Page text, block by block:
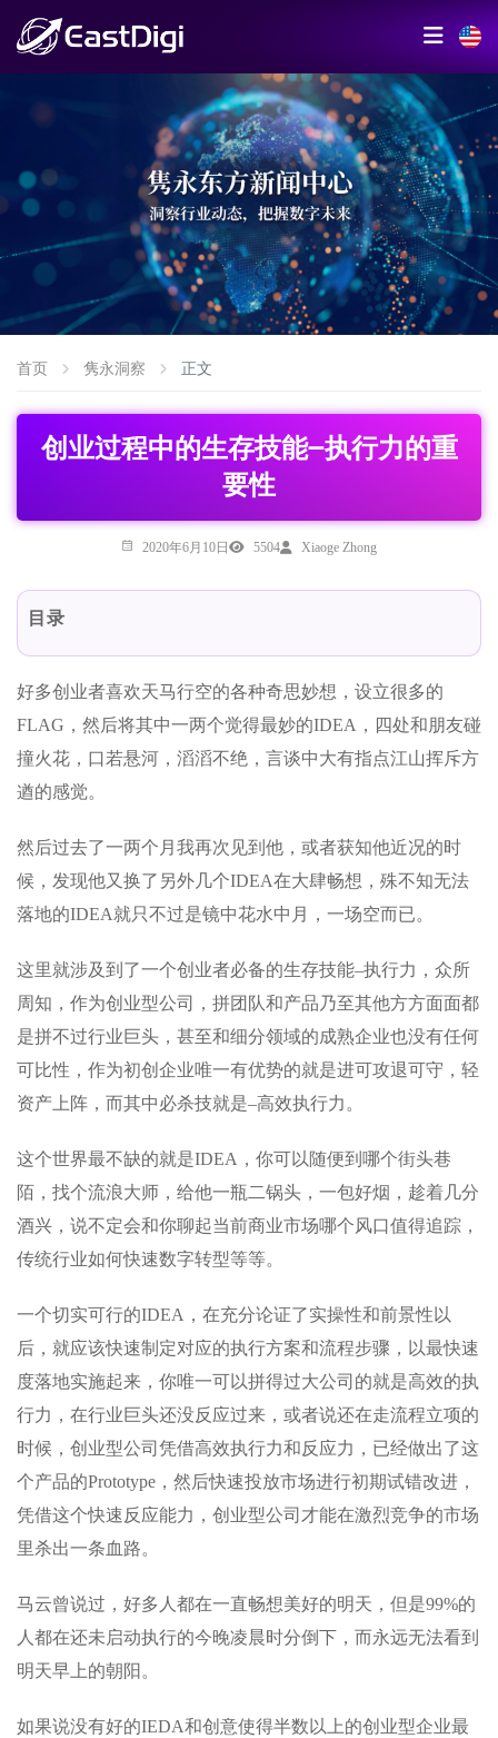
首页 隽永洞察 正文
创业过程中的生存技能–执行力的重
要性
2020年6月10日 5504 Xiaoge Zhong
目录
好多创业者喜欢天马行空的各种奇思妙想，设立很多的
FLAG，然后将其中一两个觉得最妙的IDEA，四处和朋友碰
撞火花，口若悬河，滔滔不绝，言谈中大有指点江山挥斥方
遒的感觉。
然后过去了一两个月我再次见到他，或者获知他近况的时
候，发现他又换了另外几个IDEA在大肆畅想，殊不知无法
落地的IDEA就只不过是镜中花水中月，一场空而已。
这里就涉及到了一个创业者必备的生存技能–执行力，众所
周知，作为创业型公司，拼团队和产品乃至其他方方面面都
是拼不过行业巨头，甚至和细分领域的成熟企业也没有任何
可比性，作为初创企业唯一有优势的就是进可攻退可守，轻
资产上阵，而其中必杀技就是–高效执行力。
这个世界最不缺的就是IDEA，你可以随便到哪个街头巷
陌，找个流浪大师，给他一瓶二锅头，一包好烟，趁着几分
酒兴，说不定会和你聊起当前商业市场哪个风口值得追踪，
传统行业如何快速数字转型等等。
一个切实可行的IDEA，在充分论证了实操性和前景性以
后，就应该快速制定对应的执行方案和流程步骤，以最快速
度落地实施起来，你唯一可以拼得过大公司的就是高效的执
行力，在行业巨头还没反应过来，或者说还在走流程立项的
时候，创业型公司凭借高效执行力和反应力，已经做出了这
个产品的Prototype，然后快速投放市场进行初期试错改进，
凭借这个快速反应能力，创业型公司才能在激烈竞争的市场
里杀出一条血路。
马云曾说过，好多人都在一直畅想美好的明天，但是99%的
人都在还未启动执行的今晚凌晨时分倒下，而永远无法看到
明天早上的朝阳。
如果说没有好的IEDA和创意使得半数以上的创业型企业最